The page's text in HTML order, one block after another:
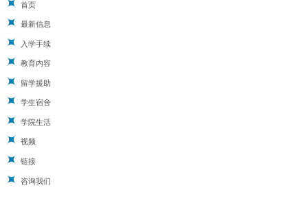
首页
最新信息
入学手续
教育内容
留学援助
学生宿舍
学院生活
视频
链接
咨询我们